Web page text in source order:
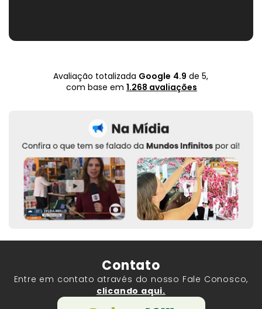
Avaliação totalizada Google 4.9 de 5,
com base em 1.268 avaliações
Contato
Entre em contato através do nosso Fale Conosco,
clicando aqui.